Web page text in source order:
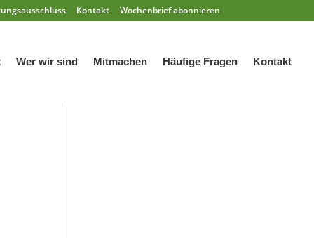
Kontakt Wochenbrief abonnieren
Wer wir sind Mitmachen Häufige Fragen Kontakt